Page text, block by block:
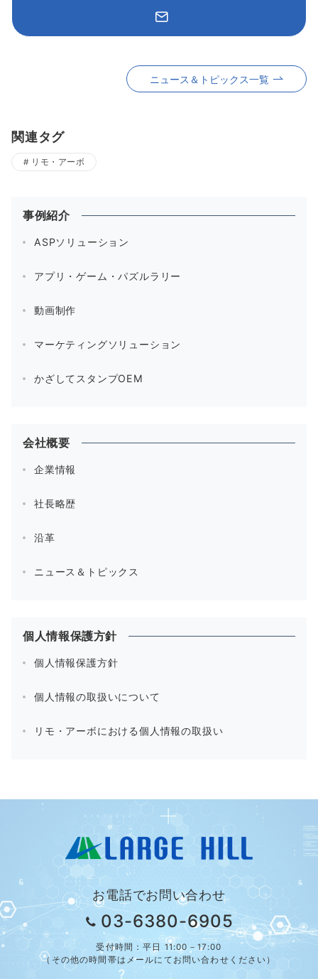
ニュース＆トピックス一覧
関連タグ
リモ・アーボ
事例紹介
ASPソリューション
アプリ・ゲーム・パズルラリー
動画制作
マーケティングソリューション
かざしてスタンプOEM
会社概要
企業情報
社長略歴
沿革
ニュース＆トピックス
個人情報保護方針
個人情報保護方針
個人情報の取扱いについて
リモ・アーボにおける個人情報の取扱い
お電話でお問い合わせ
03-6380-6905
受付時間：平日 11:00－17:00
（その他の時間帯はメールにてお問い合わせください）